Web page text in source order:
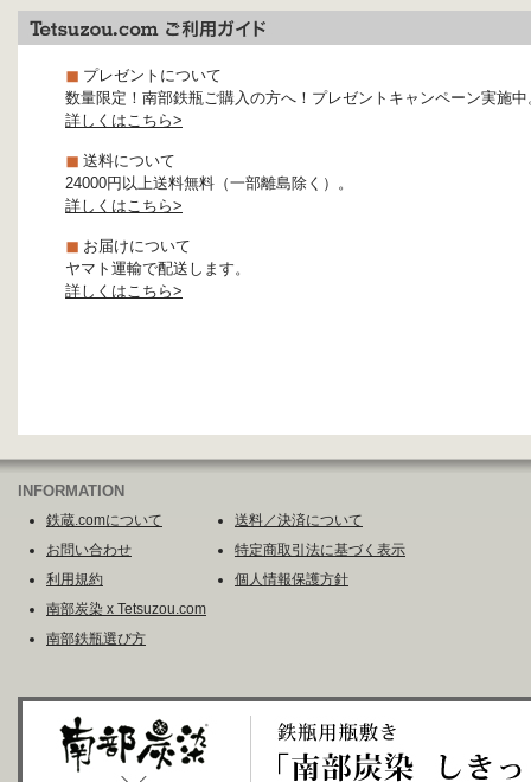
プレゼントについて
数量限定！南部鉄瓶ご購入の方へ！プレゼントキャンペーン実施中
詳しくはこちら>
送料について
24000円以上送料無料（一部離島除く）。
詳しくはこちら>
お届けについて
ヤマト運輸で配送します。
詳しくはこちら>
INFORMATION
鉄蔵.comについて
お問い合わせ
利用規約
南部炭染 x Tetsuzou.com
南部鉄瓶選び方
送料／決済について
特定商取引法に基づく表示
個人情報保護方針